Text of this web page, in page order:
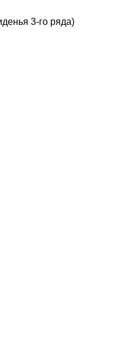
3-го ряда)